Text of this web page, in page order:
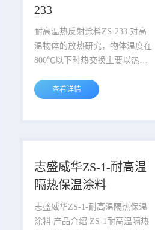
威华隔热保温涂料*指出，高温
蒸汽散热快，需要很好的隔热保
温措施，降低散热量。...
233
耐高温热反射涂料ZS-233 对高
温物体的放热研究，物体温度在
800℃以下时热交换主要以热传
远、中红外线进行辐射放热；物
辐射传热为主，产生近红外线进
波段 1～3微米，中红外波段 3～
米。志盛威华高温涂料实验室在
对红外...
查看详情
志盛威华ZS-1-耐高温
隔热保温涂料
志盛威华ZS-1-耐高温隔热保温
涂料 产品介绍 ZS-1耐高温隔热